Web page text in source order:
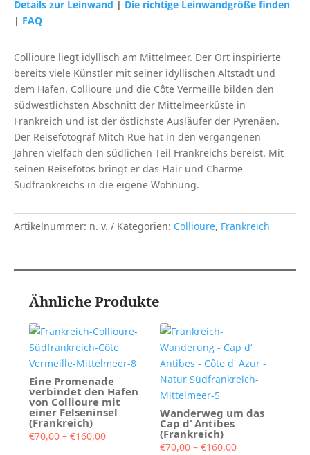
Meer,
Häuser
Himmel
(Frankreich)
Menge
Details zur Leinwand | Die richtige Leinwandgröße finden
| FAQ
Collioure liegt idyllisch am Mittelmeer. Der Ort inspirierte
bereits viele Künstler mit seiner idyllischen Altstadt und
dem Hafen. Collioure und die Côte Vermeille bilden den
südwestlichsten Abschnitt der Mittelmeerküste in
Frankreich und ist der östlichste Ausläufer der Pyrenäen.
Der Reisefotograf Mitch Rue hat in den vergangenen
Jahren vielfach den südlichen Teil Frankreichs bereist. Mit
seinen Reisefotos bringt er das Flair und Charme
Südfrankreichs in die eigene Wohnung.
Artikelnummer: n. v. Kategorien: Collioure, Frankreich
Ähnliche Produkte
Eine Promenade
verbindet den Hafen
von Collioure mit
einer Felseninsel
(Frankreich)
€70,00 – €160,00Preisspanne:
Wanderweg um das
Cap d‘ Antibes
(Frankreich)
€70,00 –€160,00Preisspanne: